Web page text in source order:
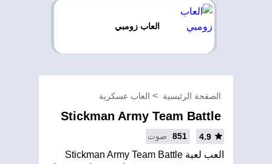
العاب زومبي
الصفحة الرئيسية العاب عسكرية
Stickman Army Team Battle
4.9
851 صوت
العب لعبة Stickman Army Team Battle